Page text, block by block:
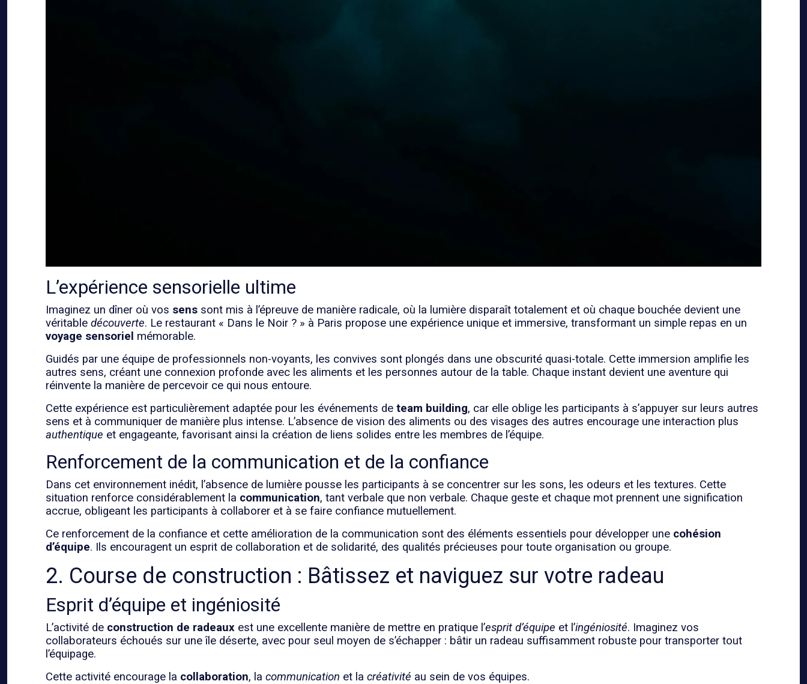
L’expérience sensorielle ultime
Imaginez un dîner où vos sens sont mis à l’épreuve de manière radicale, où la lumière disparaît totalement et où chaque bouchée devient une
véritable découverte. Le restaurant « Dans le Noir ? » à Paris propose une expérience unique et immersive, transformant un simple repas en un
voyage sensoriel mémorable.
Guidés par une équipe de professionnels non-voyants, les convives sont plongés dans une obscurité quasi-totale. Cette immersion amplifie les
autres sens, créant une connexion profonde avec les aliments et les personnes autour de la table. Chaque instant devient une aventure qui
réinvente la manière de percevoir ce qui nous entoure.
Cette expérience est particulièrement adaptée pour les événements de team building, car elle oblige les participants à s’appuyer sur leurs autres
sens et à communiquer de manière plus intense. L’absence de vision des aliments ou des visages des autres encourage une interaction plus
authentique et engageante, favorisant ainsi la création de liens solides entre les membres de l’équipe.
Renforcement de la communication et de la confiance
Dans cet environnement inédit, l’absence de lumière pousse les participants à se concentrer sur les sons, les odeurs et les textures. Cette
situation renforce considérablement la communication, tant verbale que non verbale. Chaque geste et chaque mot prennent une signification
accrue, obligeant les participants à collaborer et à se faire confiance mutuellement.
Ce renforcement de la confiance et cette amélioration de la communication sont des éléments essentiels pour développer une cohésion
d’équipe. Ils encouragent un esprit de collaboration et de solidarité, des qualités précieuses pour toute organisation ou groupe.
2. Course de construction : Bâtissez et naviguez sur votre radeau
Esprit d’équipe et ingéniosité
L’activité de construction de radeaux est une excellente manière de mettre en pratique l’esprit d’équipe et l’ingéniosité. Imaginez vos
collaborateurs échoués sur une île déserte, avec pour seul moyen de s’échapper : bâtir un radeau suffisamment robuste pour transporter tout
l’équipage.
Cette activité encourage la collaboration, la communication et la créativité au sein de vos équipes.